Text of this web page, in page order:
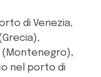
di Venezia,
(Montenegro),
nel porto di